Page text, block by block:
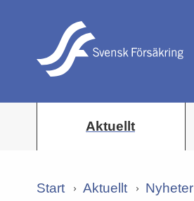
Aktuellt
Start Aktuellt Nyheter